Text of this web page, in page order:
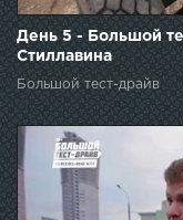
День 5 - Большой
Стиллавина
Большой тест-драйв